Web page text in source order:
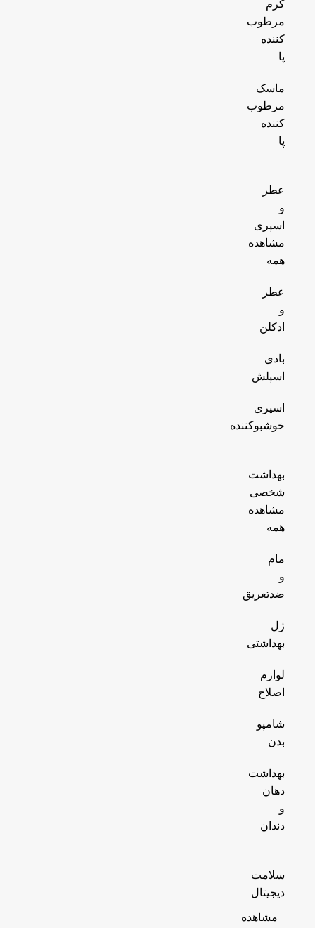
کرم
مرطوب
کننده
پا
ماسک
مرطوب
کننده
پا
عطر
و
اسپری
مشاهده
همه
عطر
و
ادکلن
بادی
اسپلش
اسپری
خوشبوکننده
بهداشت
شخصی
مشاهده
همه
مام
و
ضدتعریق
ژل
بهداشتی
لوازم
اصلاح
شامپو
بدن
بهداشت
دهان
و
دندان
سلامت
دیجیتال
مشاهده